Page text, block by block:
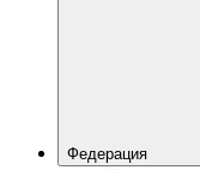
Федерация